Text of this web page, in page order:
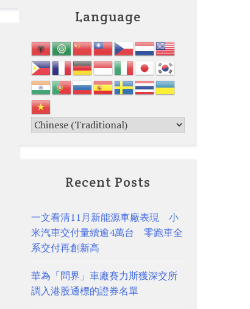
Language
Recent Posts
一文看清11月新能源車廠表現 小
米汽車交付量續逾4萬台 零跑車全
系交付再創新高
華為「問界」車廠賽力斯獲深交所
調入港股通標的證券名單